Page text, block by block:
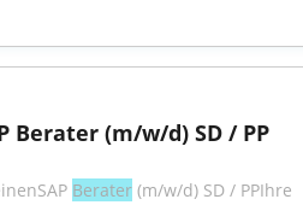
Berater (m/w/d) SD / PP
Berater (m/w/d) SD / PPIhre